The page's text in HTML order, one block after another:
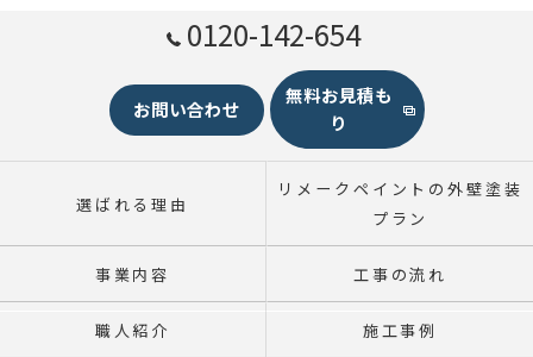
0120-142-654
お問い合わせ
無料お見積も
り
選ばれる理由
リメークペイントの外壁塗装
プラン
事業内容 工事の流れ
職人紹介 施工事例